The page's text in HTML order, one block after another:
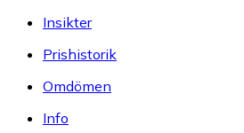
Insikter
Prishistorik
Omdömen
Info